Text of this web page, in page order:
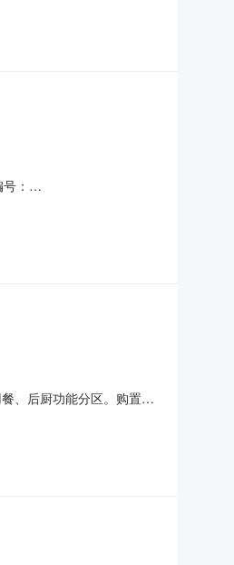
央空调1.北校区食堂中央
：
杨联
、后厨功能分区。购置安
设性质:改建拟开工时